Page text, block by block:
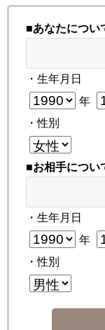
■あなたについ
・生年月日
年
・性別
■お相手につい
・生年月日
年
・性別